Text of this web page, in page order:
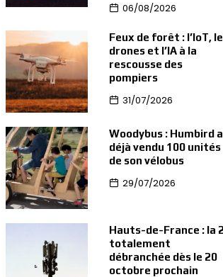
06/08/2026
Feux de forêt : l’IoT,
drones et l’IA à la
rescousse des
pompiers
31/07/2026
Woodybus : Humbird a
déjà vendu 100 unités
de son vélobus
29/07/2026
Hauts-de-France : la
totalement
débranchée dès le 20
octobre prochain